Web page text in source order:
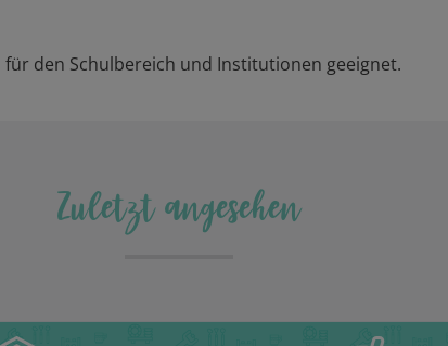
den Schulbereich und Institutionen geeignet.
Zuletzt angesehen